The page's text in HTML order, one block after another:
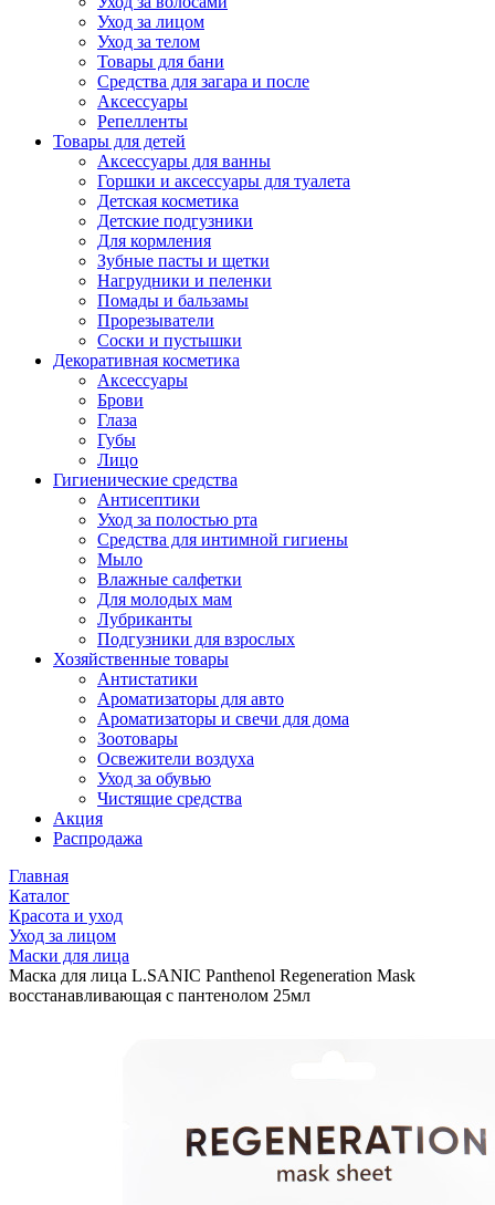
Уход за лицом
Уход за телом
Товары для бани
Средства для загара и после
Аксессуары
Репелленты
Товары для детей
Аксессуары для ванны
Горшки и аксессуары для туалета
Детская косметика
Детские подгузники
Для кормления
Зубные пасты и щетки
Нагрудники и пеленки
Помады и бальзамы
Прорезыватели
Соски и пустышки
Декоративная косметика
Аксессуары
Брови
Глаза
Губы
Лицо
Гигиенические средства
Антисептики
Уход за полостью рта
Средства для интимной гигиены
Мыло
Влажные салфетки
Для молодых мам
Лубриканты
Подгузники для взрослых
Хозяйственные товары
Антистатики
Ароматизаторы для авто
Ароматизаторы и свечи для дома
Зоотовары
Освежители воздуха
Уход за обувью
Чистящие средства
Акция
Распродажа
Главная
Каталог
Красота и уход
Уход за лицом
Маски для лица
Маска для лица L.SANIC Panthenol Regeneration Mask
восстанавливающая с пантенолом 25мл